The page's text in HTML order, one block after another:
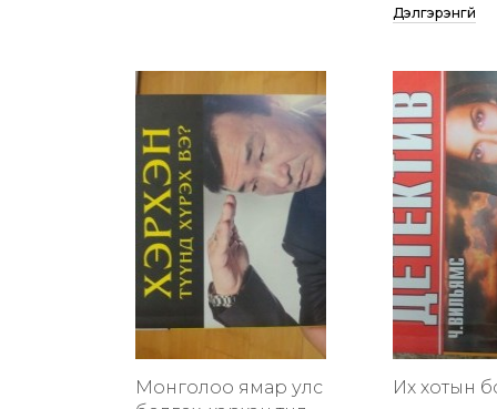
Дэлгэрэнгүй
Монголоо ямар улс
Их хотын